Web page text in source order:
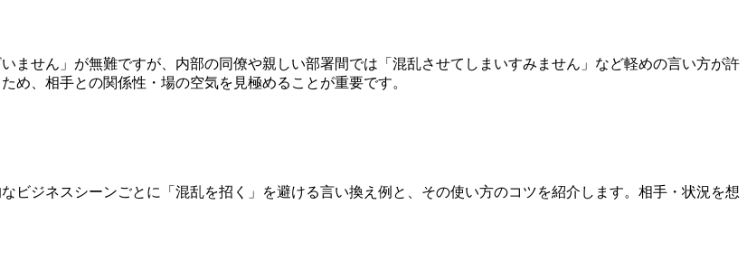
ません」が無難ですが、内部の同僚や親しい部署間では「混乱させてしまいすみません」など軽めの言い方が許
め、相手との関係性・場の空気を見極めることが重要です。
ビジネスシーンごとに「混乱を招く」を避ける言い換え例と、その使い方のコツを紹介します。相手・状況を想